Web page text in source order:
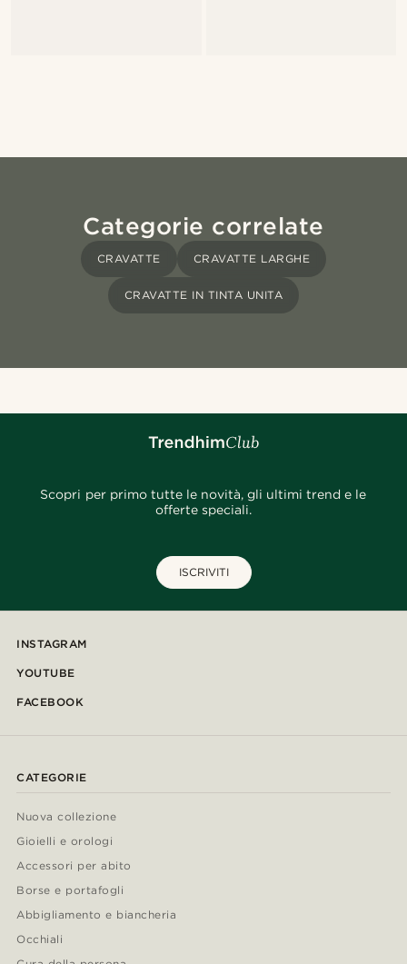
Categorie correlate
CRAVATTE CRAVATTE LARGHE
CRAVATTE IN TINTA UNITA
Scopri per primo tutte le novità, gli ultimi trend e le
offerte speciali.
ISCRIVITI
INSTAGRAM
YOUTUBE
FACEBOOK
CATEGORIE
Nuova collezione
Gioielli e orologi
Accessori per abito
Borse e portafogli
Abbigliamento e biancheria
Occhiali